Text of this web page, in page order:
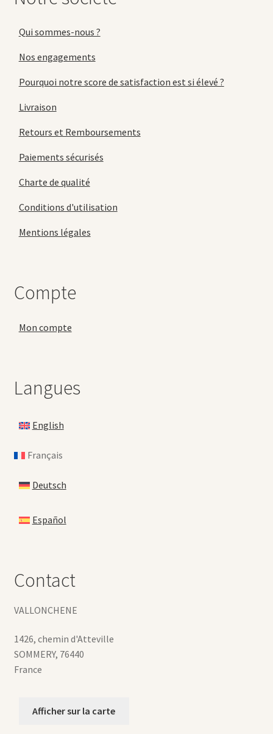
Qui sommes-nous ?
Nos engagements
Pourquoi notre score de satisfaction est si élevé ?
Livraison
Retours et Remboursements
Paiements sécurisés
Charte de qualité
Conditions d'utilisation
Mentions légales
Compte
Mon compte
Langues
English
Français
Deutsch
Español
Contact
VALLONCHENE
1426, chemin d'Atteville
SOMMERY, 76440
France
Afficher sur la carte